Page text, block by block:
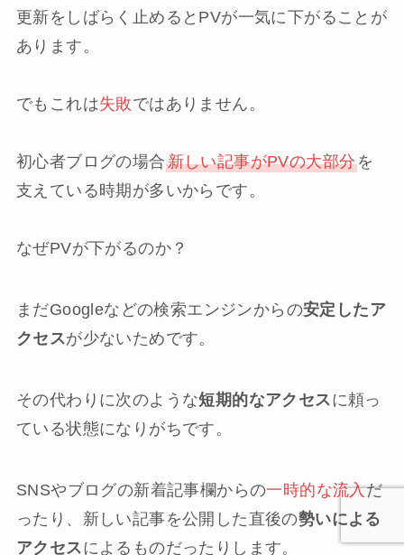
更新をしばらく止めるとPVが一気に下がることが
あります。
でもこれは失敗ではありません。
初心者ブログの場合新しい記事がPVの大部分を
支えている時期が多いからです。
なぜPVが下がるのか？
まだGoogleなどの検索エンジンからの安定したア
クセスが少ないためです。
その代わりに次のような短期的なアクセス に頼っ
ている状態になりがちです。
SNSやブログの新着記事欄からの一時的な流入だ
ったり、新しい記事を公開した直後の勢いによる
アクセス によるものだったりします。